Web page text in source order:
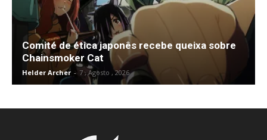
Comité de ética japonês recebe queixa sobre
Chainsmoker Cat
Helder Archer - 7 , Agosto , 2026